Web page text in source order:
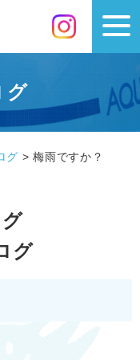
グ
グ >梅雨ですか？
グ